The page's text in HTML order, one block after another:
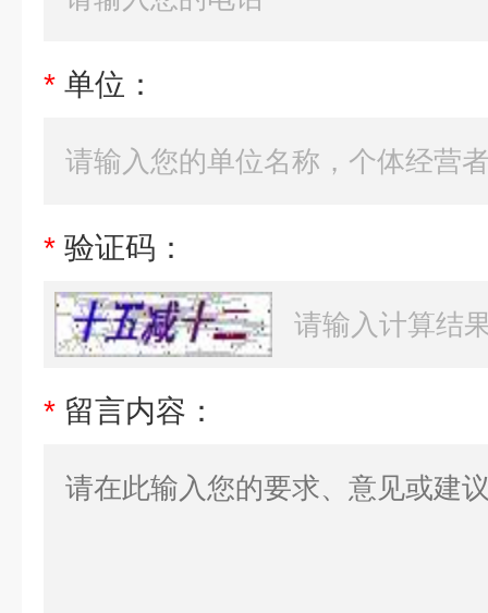
* 单位：
* 验证码：
* 留言内容：